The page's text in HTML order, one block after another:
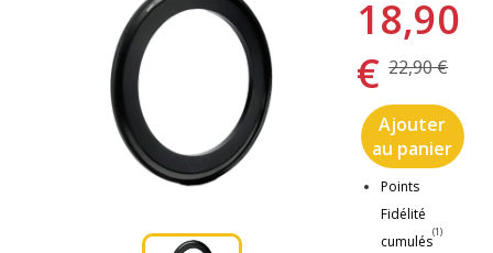
18,90
€ 22,90 €
Ajouter
au panier
Points
Fidélité
cumulés
(1)